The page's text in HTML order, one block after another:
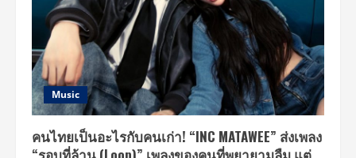
Music
คนไทยเป็นอะไรกับคนเก่า! “INC MATAWEE” ส่งเพลง